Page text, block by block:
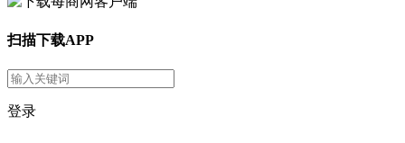
扫描下载APP
登录